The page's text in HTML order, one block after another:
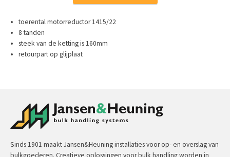
toerental motorreductor 1415/22
8 tanden
steek van de ketting is 160mm
retourpart op glijplaat
Sinds 1901 maakt Jansen&Heuning installaties voor op- en overslag van